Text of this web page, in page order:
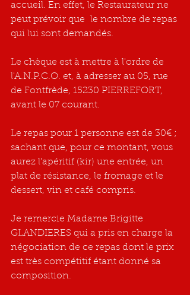
accueil. En effet, le Restaurateur ne
peut prévoir que  le nombre de repas
qui lui sont demandés.
Le chèque est à mettre à l'ordre de
l'A.N.P.C.O. et, à adresser au 05, rue
de Fontfrède, 15230 PIERREFORT,
avant le 07 courant.
Le repas pour 1 personne est de 30€ ;
sachant que, pour ce montant, vous
aurez l'apéritif (kir) une entrée, un
plat de résistance, le fromage et le
dessert, vin et café compris.
Je remercie Madame Brigitte
GLANDIERES qui a pris en charge la
négociation de ce repas dont le prix
est très compétitif étant donné sa
composition.